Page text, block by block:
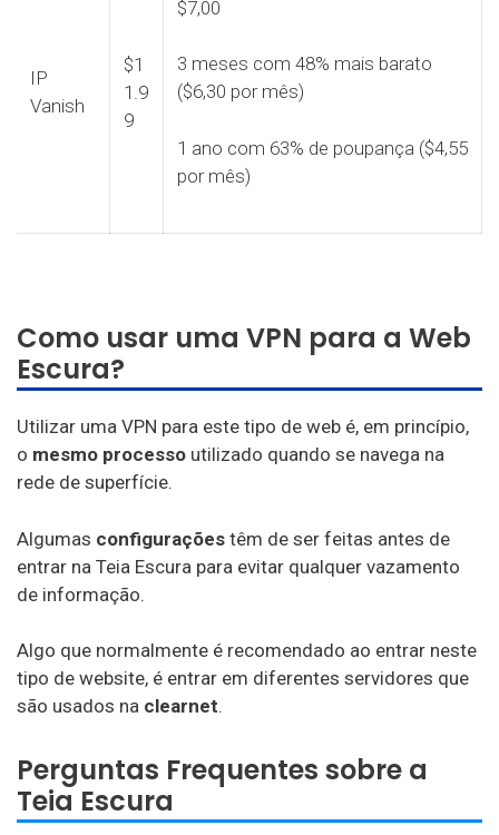
IP
Vanish
$1
1.9
9
$7,00
3 meses com 48% mais barato
($6,30 por mês)
1 ano com 63% de poupança ($4,55
por mês)
Como usar uma VPN para a Web
Escura?
Utilizar uma VPN para este tipo de web é, em princípio,
o mesmo processo utilizado quando se navega na
rede de superfície.
Algumas configurações têm de ser feitas antes de
entrar na Teia Escura para evitar qualquer vazamento
de informação.
Algo que normalmente é recomendado ao entrar neste
tipo de website, é entrar em diferentes servidores que
são usados na clearnet.
Perguntas Frequentes sobre a
Teia Escura